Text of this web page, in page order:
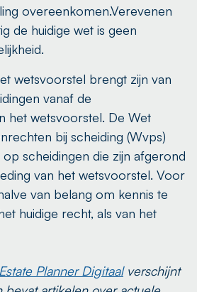
overeenkomen.Verevenen
de huidige wet is geen
wetsvoorstel brengt zijn van
vanaf de
het wetsvoorstel. De Wet
bij scheiding (Wvps)
scheidingen die zijn afgerond
van het wetsvoorstel. Voor
van belang om kennis te
huidige recht, als van het
Estate Planner Digitaalverschijnt